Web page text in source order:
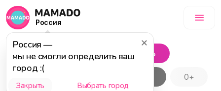
Россия
Россия —
мы не смогли определить ваш
город :(
Закрыть Выбрать город
Событие завершилось
0+